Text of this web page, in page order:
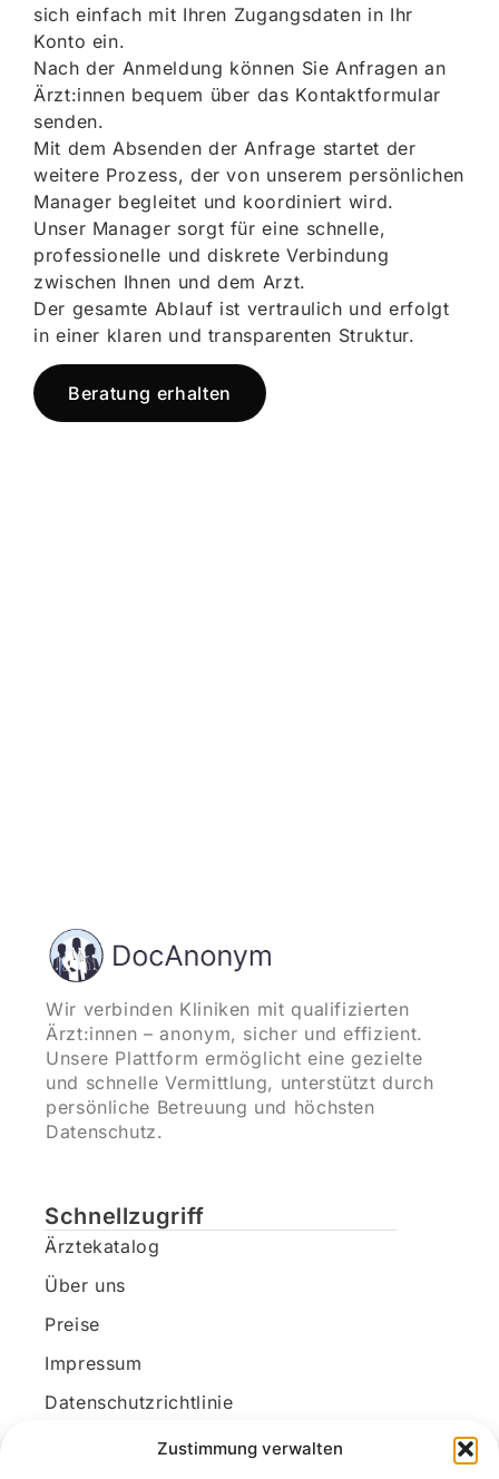
Zustimmung verwalten
sich einfach mit Ihren Zugangsdaten in Ihr
Konto ein.
Nach der Anmeldung können Sie Anfragen an
Ärzt:innen bequem über das Kontaktformular
senden.
Mit dem Absenden der Anfrage startet der
weitere Prozess, der von unserem persönlichen
Manager begleitet und koordiniert wird.
Unser Manager sorgt für eine schnelle,
professionelle und diskrete Verbindung
zwischen Ihnen und dem Arzt.
Der gesamte Ablauf ist vertraulich und erfolgt
in einer klaren und transparenten Struktur.
Beratung erhalten
Wir verbinden Kliniken mit qualifizierten
Ärzt:innen – anonym, sicher und effizient.
Unsere Plattform ermöglicht eine gezielte
und schnelle Vermittlung, unterstützt durch
persönliche Betreuung und höchsten
Datenschutz.
Schnellzugriff
Ärztekatalog
Über uns
Preise
Impressum
Datenschutzrichtlinie
Kundenkonto